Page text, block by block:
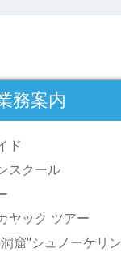
務案内
ド
スクール
ヤック ツアー
窟"シュノーケリ